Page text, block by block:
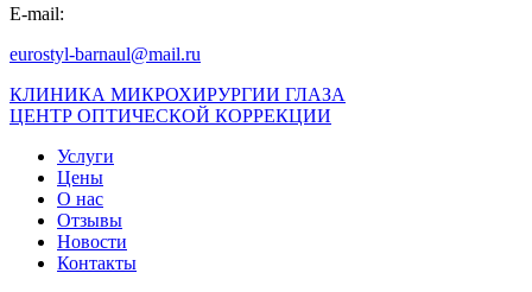
E-mail:
eurostyl-barnaul@mail.ru
КЛИНИКА МИКРОХИРУРГИИ ГЛАЗА
ЦЕНТР ОПТИЧЕСКОЙ КОРРЕКЦИИ
Услуги
Цены
О нас
Отзывы
Новости
Контакты